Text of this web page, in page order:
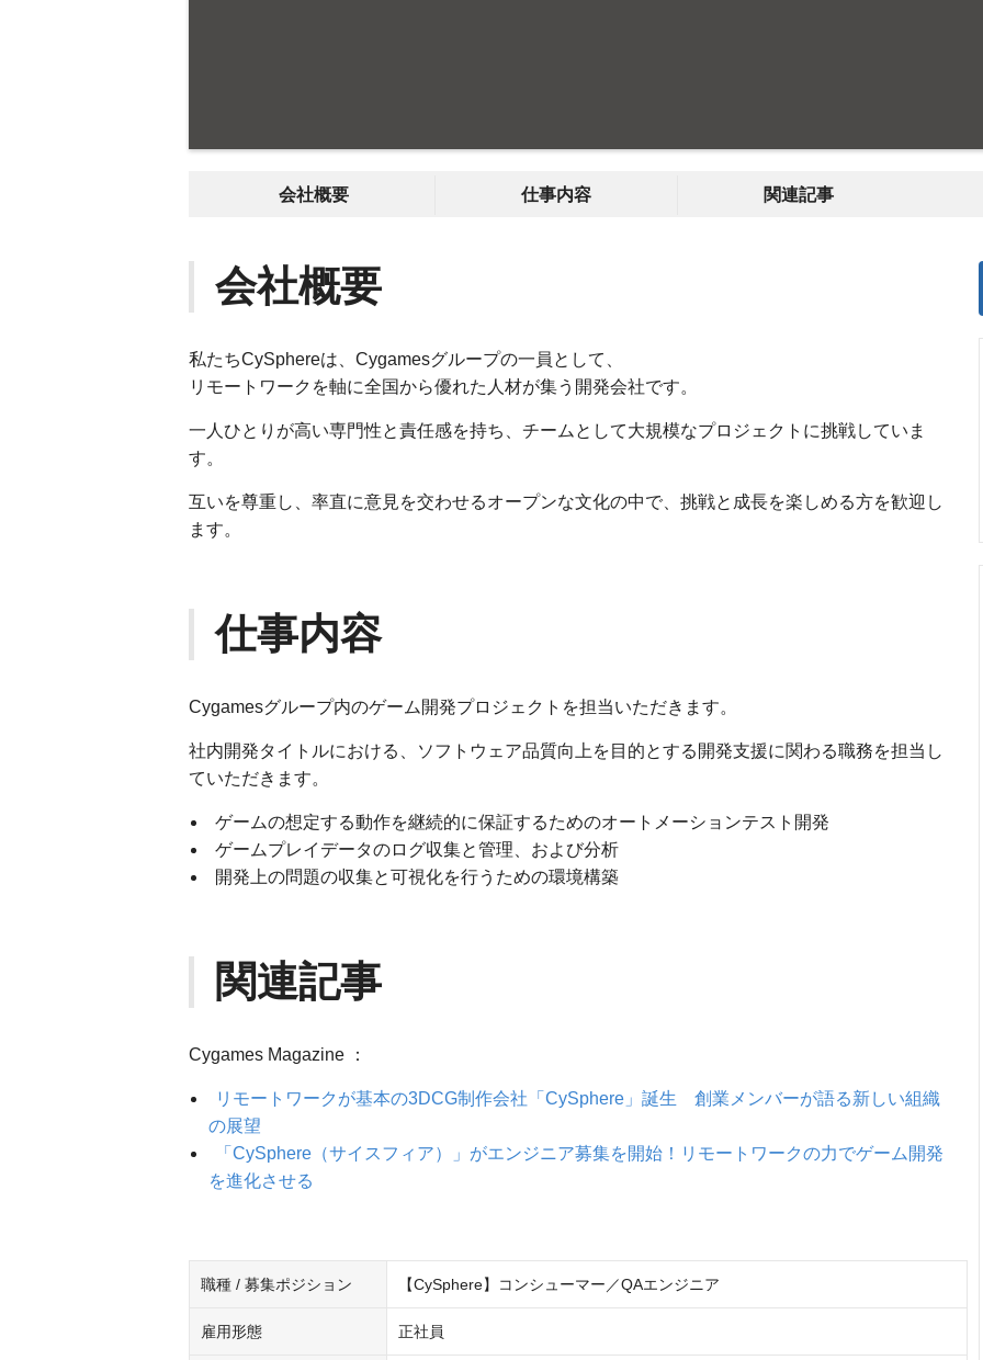
会社概要 仕事内容 関連記事
会社概要
私たちCySphereは、Cygamesグループの一員として、
リモートワークを軸に全国から優れた人材が集う開発会社です。
一人ひとりが高い専門性と責任感を持ち、チームとして大規模なプロジェクトに挑戦していま
す。
互いを尊重し、率直に意見を交わせるオープンな文化の中で、挑戦と成長を楽しめる方を歓迎し
ます。
仕事内容
Cygamesグループ内のゲーム開発プロジェクトを担当いただきます。
社内開発タイトルにおける、ソフトウェア品質向上を目的とする開発支援に関わる職務を担当し
ていただきます。
ゲームの想定する動作を継続的に保証するためのオートメーションテスト開発
ゲームプレイデータのログ収集と管理、および分析
開発上の問題の収集と可視化を行うための環境構築
関連記事
Cygames Magazine ：
リモートワークが基本の3DCG制作会社「CySphere」誕生 創業メンバーが語る新しい組織
の展望
「CySphere（サイスフィア）」がエンジニア募集を開始！リモートワークの力でゲーム開発
を進化させる
職種 / 募集ポジション 【CySphere】コンシューマー／QAエンジニア
雇用形態 正社員